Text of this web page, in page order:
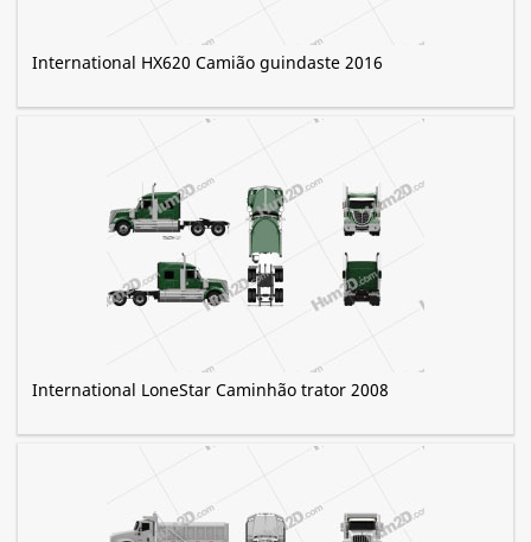
International HX620 Camião guindaste 2016
International LoneStar Caminhão trator 2008